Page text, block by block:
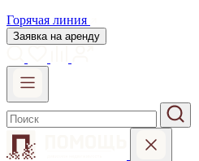
Горячая линия
Заявка на аренду